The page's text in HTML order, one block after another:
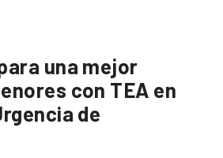
una mejor
con TEA en
de